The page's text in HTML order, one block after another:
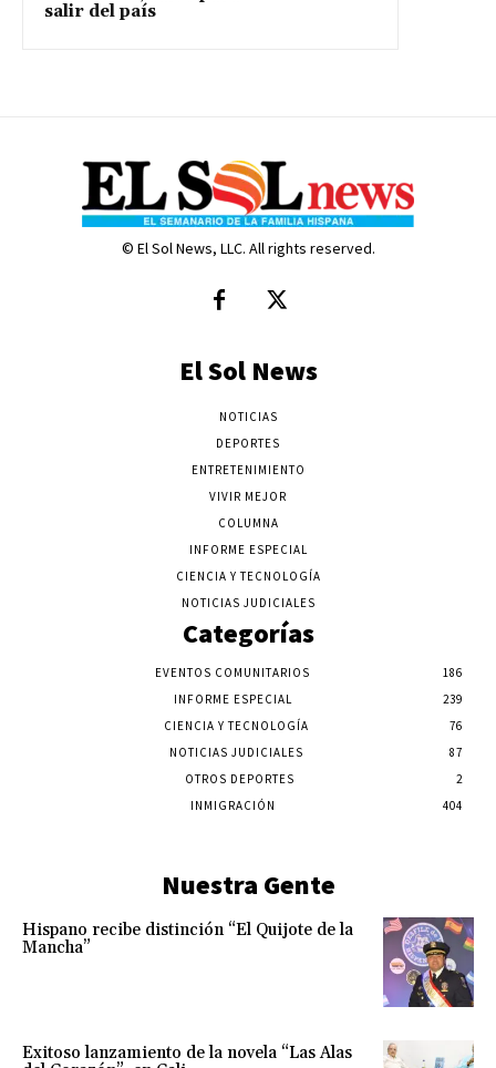
salir del país
© El Sol News, LLC. All rights reserved.
El Sol News
NOTICIAS
DEPORTES
ENTRETENIMIENTO
VIVIR MEJOR
COLUMNA
INFORME ESPECIAL
CIENCIA Y TECNOLOGÍA
NOTICIAS JUDICIALES
Categorías
EVENTOS COMUNITARIOS
186
INFORME ESPECIAL
239
CIENCIA Y TECNOLOGÍA
76
NOTICIAS JUDICIALES
87
OTROS DEPORTES
2
INMIGRACIÓN
404
Nuestra Gente
Hispano recibe distinción “El Quijote de la
Mancha”
Exitoso lanzamiento de la novela “Las Alas